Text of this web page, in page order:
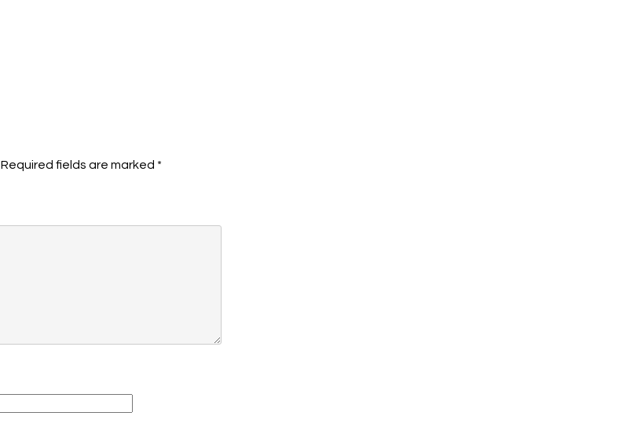
Required fields are marked *